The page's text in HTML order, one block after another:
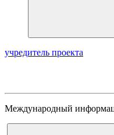
учредитель проекта
Международный